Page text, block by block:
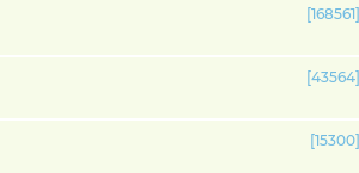
[168561]
[43564]
[15300]